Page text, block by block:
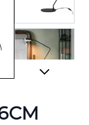
View